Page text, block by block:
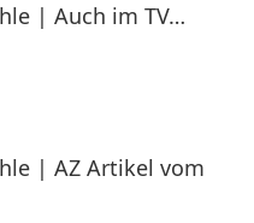
| Auch im TV…
| AZ Artikel vom